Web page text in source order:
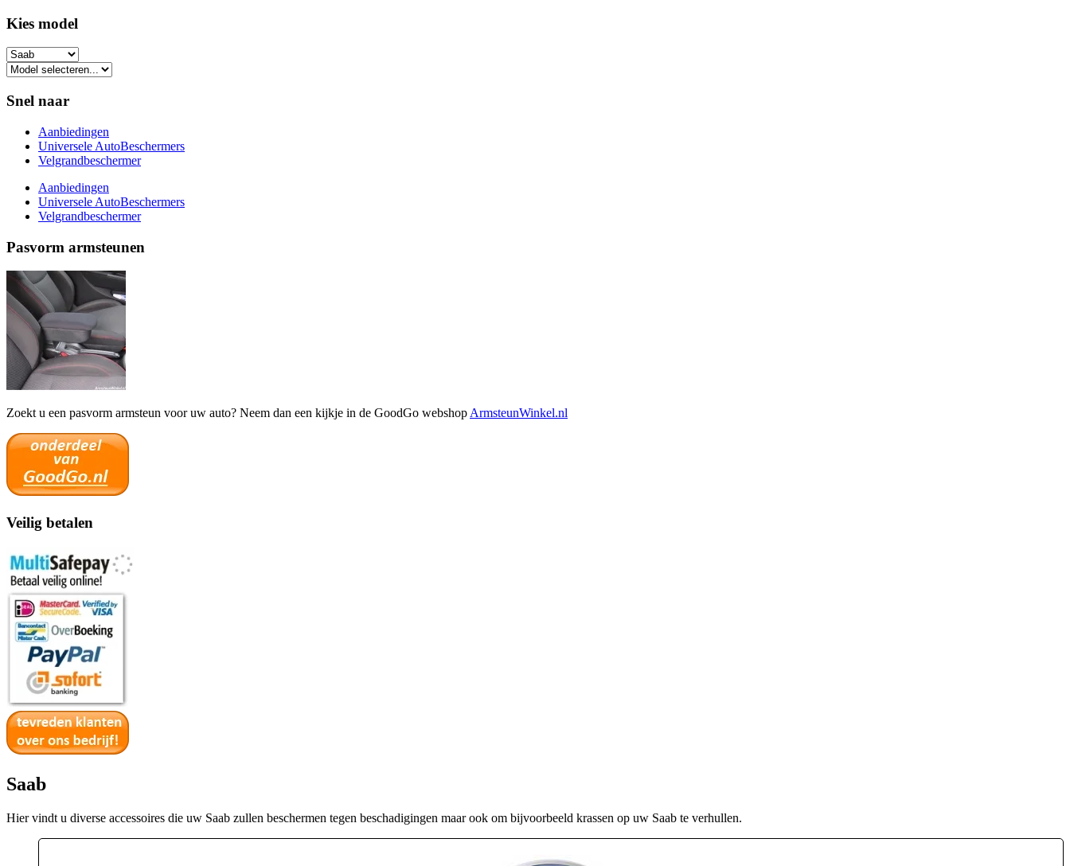
Kies model​
Snel naar
Aanbiedingen
Universele AutoBeschermers
Velgrandbeschermer
Aanbiedingen
Universele AutoBeschermers
Velgrandbeschermer
Pasvorm armsteunen
Zoekt u een pasvorm armsteun voor uw auto? Neem dan een kijkje in de GoodGo webshop ArmsteunWinkel.nl
Veilig betalen
Saab
Hier vindt u diverse accessoires die uw Saab zullen beschermen tegen beschadigingen maar ook om bijvoorbeeld krassen op uw Saab te verhullen.